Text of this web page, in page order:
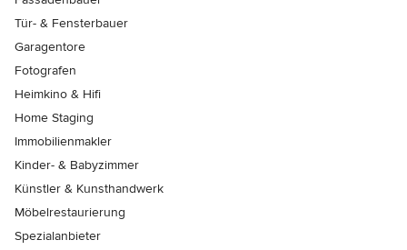
Tür- & Fensterbauer
Garagentore
Fotografen
Heimkino & Hifi
Home Staging
Immobilienmakler
Kinder- & Babyzimmer
Künstler & Kunsthandwerk
Möbelrestaurierung
Spezialanbieter